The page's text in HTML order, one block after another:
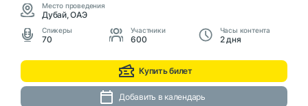
Место проведения
Дубай, ОАЭ
Cпикеры
70
Участники
600
Часы контента
2 дня
Купить билет
Добавить в календарь